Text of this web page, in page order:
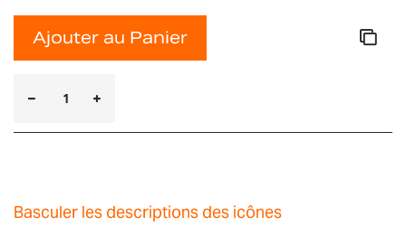
Ajouter au Panier
Basculer les descriptions des icônes